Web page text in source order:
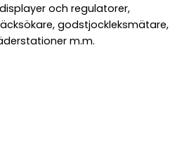
och regulatorer,
godstjockleksmätare,
m.m.